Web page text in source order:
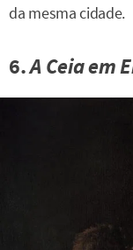
da mesma cidade.
6.A Ceia em